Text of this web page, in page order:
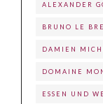
ALEXANDER
BRUNO LE
DAMIEN
DOMAINE
ESSEN UND